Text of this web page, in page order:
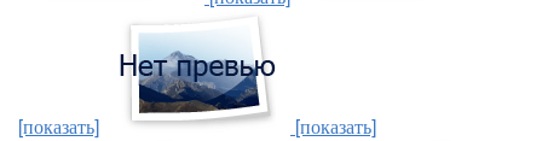
[показать] [показать]